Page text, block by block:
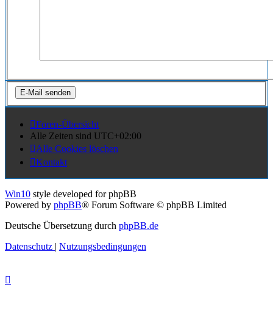
Foren-Übersicht
Alle Zeiten sind UTC+02:00
Alle Cookies löschen
Kontakt
Win10 style developed for phpBB
Powered by phpBB® Forum Software © phpBB Limited
Deutsche Übersetzung durch phpBB.de
Datenschutz | Nutzungsbedingungen